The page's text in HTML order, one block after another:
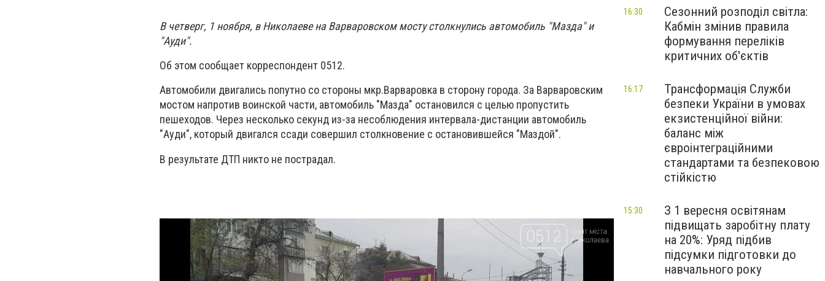
В четверг, 1 ноября, в Николаеве на Варваровском мосту столкнулись автомобиль "Мазда" и
"Ауди".
Об этом сообщает корреспондент 0512.
Автомобили двигались попутно со стороны мкр.Варваровка в сторону города. За Варваровским
мостом напротив воинской части, автомобиль "Мазда" остановился с целью пропустить
пешеходов. Через несколько секунд из-за несоблюдения интервала-дистанции автомобиль
"Ауди", который двигался ссади совершил столкновение с остановившейся "Маздой".
В результате ДТП никто не пострадал.
Сезонний розподіл світла:
Кабмін змінив правила
формування переліків
критичних об'єктів
16:30
Трансформація Служби
безпеки України в умовах
екзистенційної війни:
баланс між
євроінтеграційними
стандартами та безпековою
стійкістю
16:17
З 1 вересня освітянам
підвищать заробітну плату
на 20%: Уряд підбив
підсумки підготовки до
навчального року
15:30